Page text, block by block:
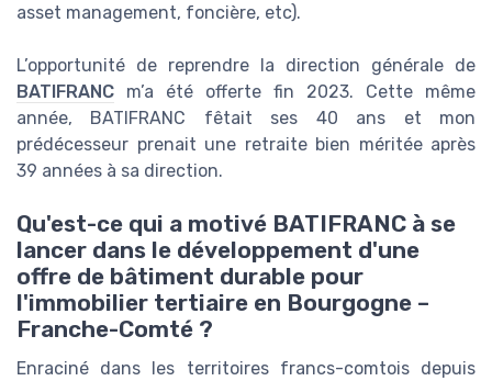
asset management, foncière, etc).
L’opportunité de reprendre la direction générale de
BATIFRANC m’a été offerte fin 2023. Cette même
année, BATIFRANC fêtait ses 40 ans et mon
prédécesseur prenait une retraite bien méritée après
39 années à sa direction.
Qu'est-ce qui a motivé BATIFRANC à se
lancer dans le développement d'une
offre de bâtiment durable pour
l'immobilier tertiaire en Bourgogne –
Franche-Comté ?
Enraciné dans les territoires francs-comtois depuis